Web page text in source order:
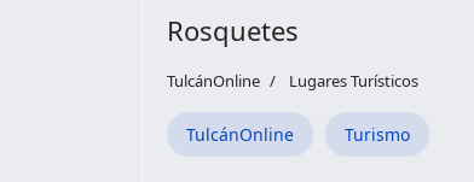
Rosquetes
TulcánOnline Lugares Turísticos
TulcánOnline Turismo